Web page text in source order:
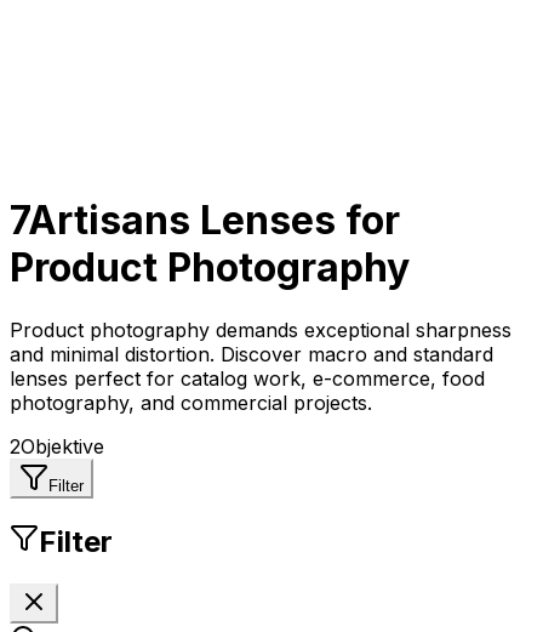
7Artisans Lenses for
Product Photography
Product photography demands exceptional sharpness
and minimal distortion. Discover macro and standard
lenses perfect for catalog work, e-commerce, food
photography, and commercial projects.
2Objektive
Filter
Filter